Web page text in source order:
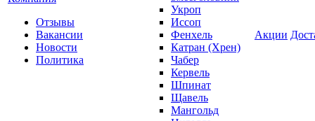
Отзывы
Вакансии
Новости
Политика
Укроп
Иссоп
Фенхель
Катран (Хрен)
Чабер
Кервель
Шпинат
Щавель
Мангольд
Акции